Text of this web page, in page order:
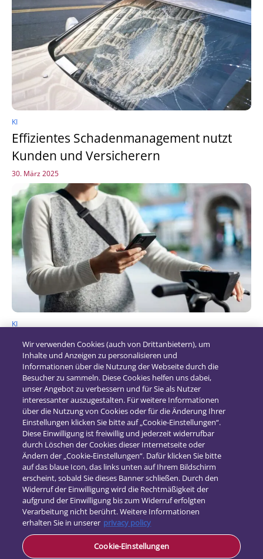
KI
Effizientes Schadenmanagement nutzt
Kunden und Versicherern
30. März 2025
KI
Von der Kfz-Versicherung zum
Mobilitätsschutz
11. Februar 2025
Kontakt
Wir verwenden Cookies (auch von Drittanbietern), um
Inhalte und Anzeigen zu personalisieren und
Informationen über die Nutzung der Webseite durch die
Besucher zu sammeln. Diese Cookies helfen uns dabei,
unser Angebot zu verbessern und für Sie als Nutzer
interessanter auszugestalten. Für weitere Informationen
über die Nutzung von Cookies oder für die Änderung Ihrer
Einstellungen klicken Sie bitte auf „Cookie-Einstellungen“.
Diese Einwilligung ist freiwillig und jederzeit widerrufbar
durch Löschen der Cookies dieser Internetseite oder
Ändern der „Cookie-Einstellungen“. Dafür klicken Sie bitte
auf das blaue Icon, das links unten auf Ihrem Bildschirm
erscheint, sobald Sie dieses Banner schließen. Durch den
Widerruf der Einwilligung wird die Rechtmäßigkeit der
aufgrund der Einwilligung bis zum Widerruf erfolgten
Verarbeitung nicht berührt. Weitere Informationen
erhalten Sie in unserer privacy policy
Cookie-Einstellungen